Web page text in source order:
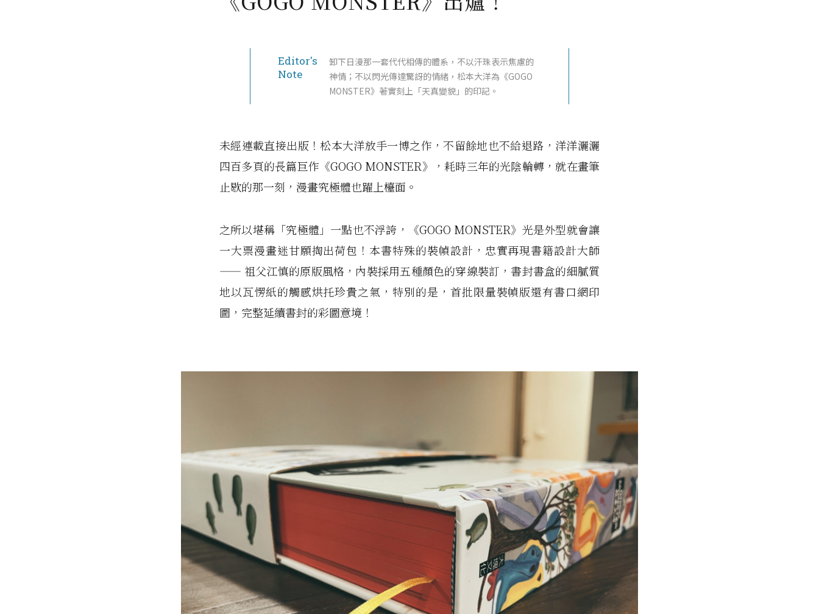
Editor's
Note
卸下日漫那一套代代相傳的體系，不以汗珠表示焦慮的
神情；不以閃光傳達驚訝的情緒，松本大洋為《GOGO
MONSTER》著實刻上「天真變貌」的印記。
未經連載直接出版！松本大洋放手一博之作，不留餘地也不給退路，洋洋灑灑
四百多頁的長篇巨作《GOGO MONSTER》，耗時三年的光陰輪轉，就在畫筆
止歇的那一刻，漫畫究極體也躍上檯面。
之所以堪稱「究極體」一點也不浮誇，《GOGO MONSTER》光是外型就會讓
一大票漫畫迷甘願掏出荷包！本書特殊的裝幀設計，忠實再現書籍設計大師
—— 祖父江慎的原版風格，內裝採用五種顏色的穿線裝訂，書封書盒的細膩質
地以瓦愣紙的觸感烘托珍貴之氣，特別的是，首批限量裝幀版還有書口網印
圖，完整延續書封的彩圖意境！